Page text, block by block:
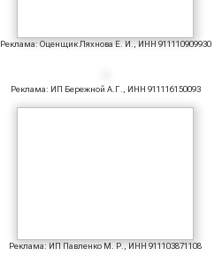
Реклама: Оценщик Ляхнова Е. И., ИНН 911110909930
Реклама: ИП Бережной А.Г., ИНН 911116150093
Реклама: ИП Павленко М. Р., ИНН 911103871108